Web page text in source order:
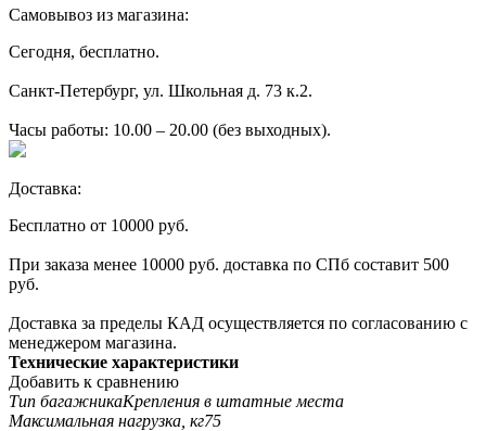
Самовывоз из магазина:
Сегодня, бесплатно.
Санкт-Петербург, ул. Школьная д. 73 к.2.
Часы работы: 10.00 – 20.00 (без выходных).
Доставка:
Бесплатно от 10000 руб.
При заказа менее 10000 руб. доставка по СПб составит 500
руб.
Доставка за пределы КАД осуществляется по согласованию с
менеджером магазина.
Технические характеристики
Добавить к сравнению
Тип багажникаКрепления в штатные места
Максимальная нагрузка, кг75